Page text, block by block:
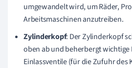
umgewandelt wird, um Räder,
Arbeitsmaschinen anzutreiben.
Zylinderkopf: Der Zylinderkopf
oben ab und beherbergt wichtige
Einlassventile (für die Zufuhr des